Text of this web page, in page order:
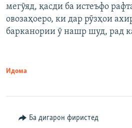
мегӯяд, қасди ба истеъфо
овозаҳоеро, ки дар рӯзҳои
барканории ӯ нашр шуд, рад
Идома
Ба дигарон фиристед